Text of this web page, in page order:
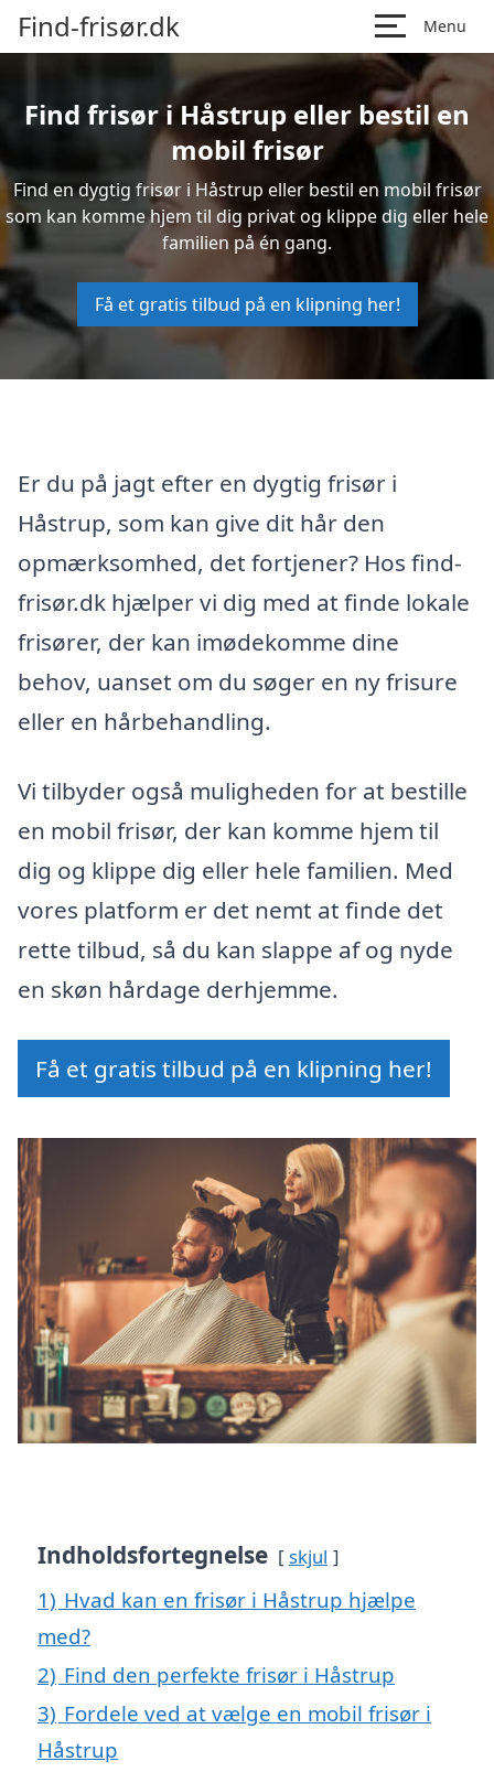
Find-frisør.dk Menu
Find frisør i Håstrup eller bestil en
mobil frisør
Find en dygtig frisør i Håstrup eller bestil en mobil frisør
som kan komme hjem til dig privat og klippe dig eller hele
familien på én gang.
Få et gratis tilbud på en klipning her!
Er du på jagt efter en dygtig frisør i
Håstrup, som kan give dit hår den
opmærksomhed, det fortjener? Hos find-
frisør.dk hjælper vi dig med at finde lokale
frisører, der kan imødekomme dine
behov, uanset om du søger en ny frisure
eller en hårbehandling.
Vi tilbyder også muligheden for at bestille
en mobil frisør, der kan komme hjem til
dig og klippe dig eller hele familien. Med
vores platform er det nemt at finde det
rette tilbud, så du kan slappe af og nyde
en skøn hårdage derhjemme.
Få et gratis tilbud på en klipning her!
Indholdsfortegnelse skjul
1) Hvad kan en frisør i Håstrup hjælpe
med?
2) Find den perfekte frisør i Håstrup
3) Fordele ved at vælge en mobil frisør i
Håstrup